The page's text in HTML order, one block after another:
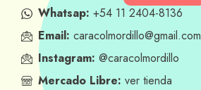
Whatsap: +54 11 2404-8136
Email: caracolmordillo@gmail.com
Instagram: @caracolmordillo
Mercado Libre: ver tienda